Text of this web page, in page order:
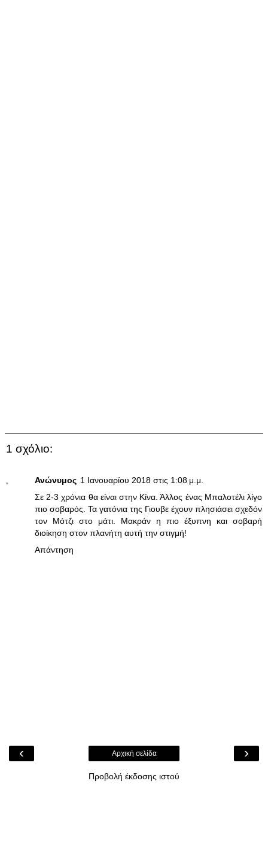
1 σχόλιο:
Ανώνυμος 1 Ιανουαρίου 2018 στις 1:08 μ.μ.
Σε 2-3 χρόνια θα είναι στην Κίνα. Άλλος ένας Μπαλοτέλι λίγο
πιο σοβαρός. Τα γατόνια της Γιουβε έχουν πλησιάσει σχεδόν
τον Μότζι στο μάτι. Μακράν η πιο έξυπνη και σοβαρή
διοίκηση στον πλανήτη αυτή την στιγμή!
Απάντηση
‹ ›
Αρχική σελίδα
Προβολή έκδοσης ιστού